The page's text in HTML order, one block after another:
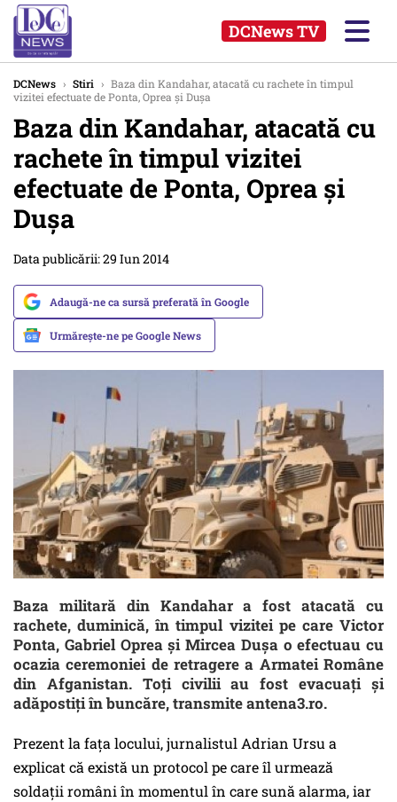
DCNews TV
DCNews › Stiri › Baza din Kandahar, atacată cu rachete în timpul
vizitei efectuate de Ponta, Oprea și Dușa
Baza din Kandahar, atacată cu
rachete în timpul vizitei
efectuate de Ponta, Oprea și
Dușa
Data publicării: 29 Iun 2014
Adaugă-ne ca sursă preferată în Google
Urmărește-ne pe Google News
Baza militară din Kandahar a fost atacată cu
rachete, duminică, în timpul vizitei pe care Victor
Ponta, Gabriel Oprea și Mircea Dușa o efectuau cu
ocazia ceremoniei de retragere a Armatei Române
din Afganistan. Toţi civilii au fost evacuaţi şi
adăpostiţi în buncăre, transmite antena3.ro.
Prezent la fața locului, jurnalistul Adrian Ursu a
explicat că există un protocol pe care îl urmează
soldaţii români în momentul în care sună alarma, iar